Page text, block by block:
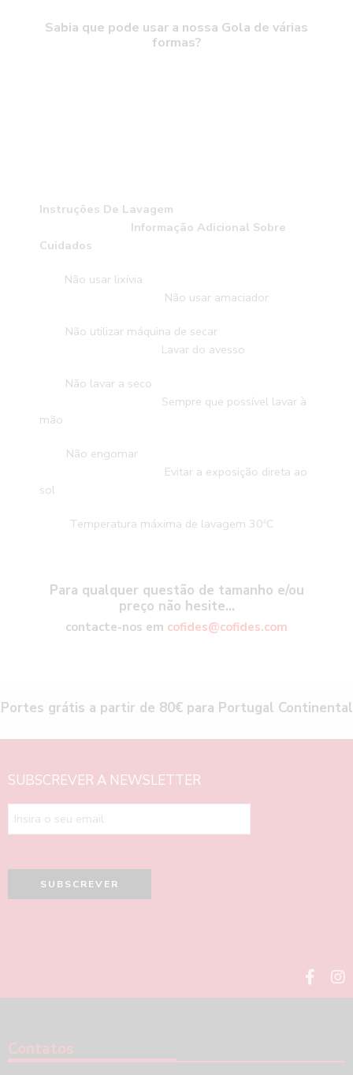
Sabia que pode usar a nossa Gola de várias
formas?
Instruções De Lavagem
Informação Adicional Sobre
Cuidados
Não usar lixívia
Não usar amaciador
Não utilizar máquina de secar
Lavar do avesso
Não lavar a seco
Sempre que possível lavar à
mão
Não engomar
Evitar a exposição direta ao
sol
Temperatura máxima de lavagem 30ºC
Para qualquer questão de tamanho e/ou
preço não hesite…
contacte-nos em cofides@cofides.com
Portes grátis a partir de 80€ para Portugal Continental
SUBSCREVER A NEWSLETTER
Contatos